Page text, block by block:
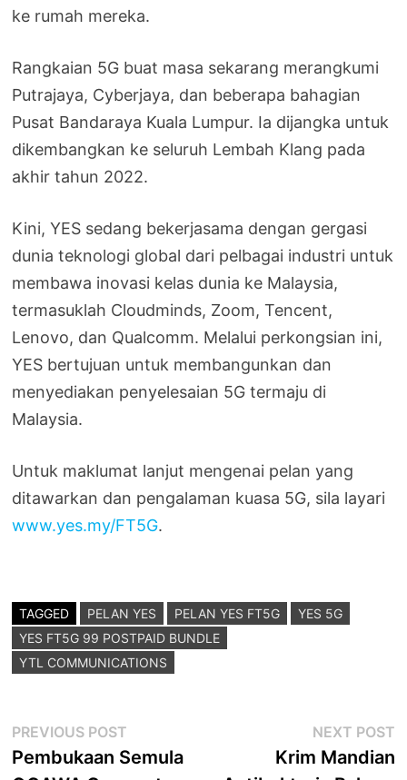
ke rumah mereka.
Rangkaian 5G buat masa sekarang merangkumi
Putrajaya, Cyberjaya, dan beberapa bahagian
Pusat Bandaraya Kuala Lumpur. Ia dijangka untuk
dikembangkan ke seluruh Lembah Klang pada
akhir tahun 2022.
Kini, YES sedang bekerjasama dengan gergasi
dunia teknologi global dari pelbagai industri untuk
membawa inovasi kelas dunia ke Malaysia,
termasuklah Cloudminds, Zoom, Tencent,
Lenovo, dan Qualcomm. Melalui perkongsian ini,
YES bertujuan untuk membangunkan dan
menyediakan penyelesaian 5G termaju di
Malaysia.
Untuk maklumat lanjut mengenai pelan yang
ditawarkan dan pengalaman kuasa 5G, sila layari
www.yes.my/FT5G.
TAGGED PELAN YES PELAN YES FT5G
YES 5G
YES FT5G 99 POSTPAID BUNDLE
YTL COMMUNICATIONS
Post
navigation
PREVIOUS POST
post:
Pembukaan Semula
NEXT POST
Krim Mandian